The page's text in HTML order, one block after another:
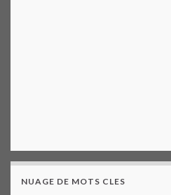
NUAGE DE MOTS CLES